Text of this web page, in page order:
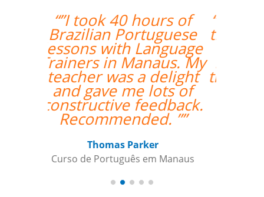
“”Amazing how quickly
the two weeks went by
and tomorrow is my
last day with Milena. I
thoroughly enjoyed my
classes and would
recommend her
anytime. ””
Roland Tschanz
Curso de Português em Manaus